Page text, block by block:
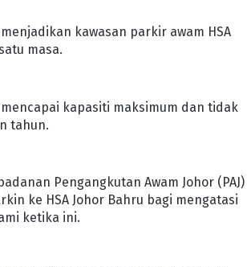
kawasan parkir awam HSA
masa.
kapasiti maksimum dan tidak
tahun.
Pengangkutan Awam Johor (PAJ)
ke HSA Johor Bahru bagi mengatasi
ketika ini.